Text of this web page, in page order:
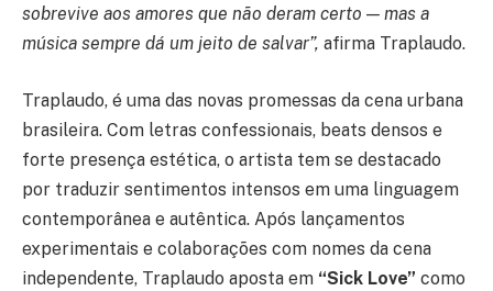
sobrevive aos amores que não deram certo — mas a
música sempre dá um jeito de salvar”, afirma Traplaudo.
Traplaudo, é uma das novas promessas da cena urbana
brasileira. Com letras confessionais, beats densos e
forte presença estética, o artista tem se destacado
por traduzir sentimentos intensos em uma linguagem
contemporânea e autêntica. Após lançamentos
experimentais e colaborações com nomes da cena
independente, Traplaudo aposta em “Sick Love” como